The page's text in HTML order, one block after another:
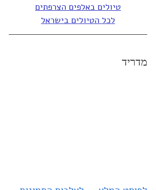
טיולים באלפים הצרפתים
לכל הטיולים בישראל
מדריד